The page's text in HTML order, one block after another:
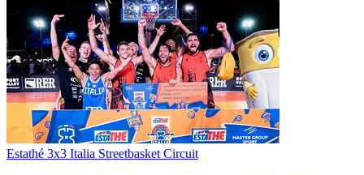
Estathé 3x3 Italia Streetbasket Circuit